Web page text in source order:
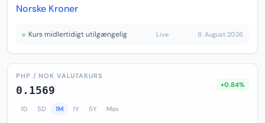
Norske Kroner
Kurs midlertidigt utilgængelig Live 8. August 2026
PHP / NOK VALUTAKURS
0.1569 +0.84%
1D 5D 1M 1Y 5Y Max